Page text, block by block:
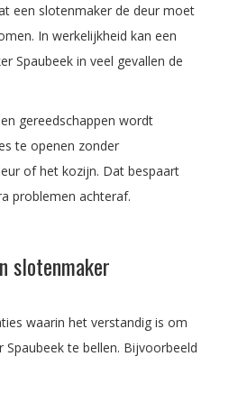
een slotenmaker de deur moet
In werkelijkheid kan een
Spaubeek in veel gevallen de
gereedschappen wordt
te openen zonder
of het kozijn. Dat bespaart
problemen achteraf.
slotenmaker
waarin het verstandig is om
te bellen. Bijvoorbeeld